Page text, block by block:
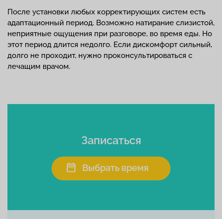
После установки любых корректирующих систем есть
адаптационный период. Возможно натирание слизистой,
неприятные ощущения при разговоре, во время еды. Но
этот период длится недолго. Если дискомфорт сильный,
долго не проходит, нужно проконсультироваться с
лечащим врачом.
Записаться
Выбрать время